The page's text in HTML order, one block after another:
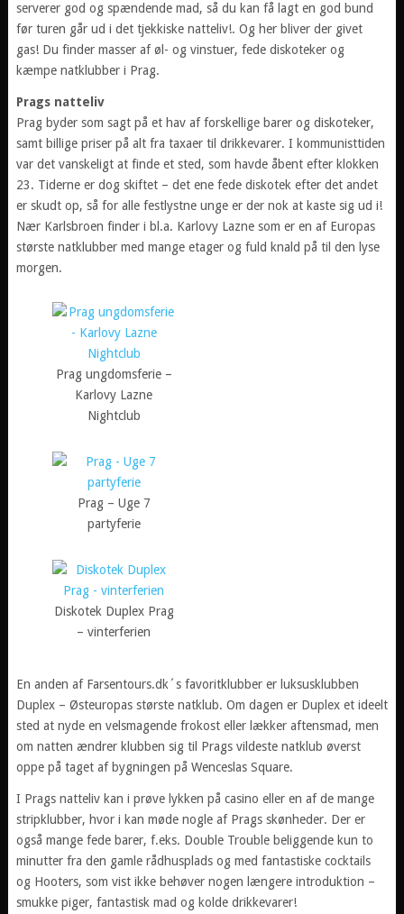
serverer god og spændende mad, så du kan få lagt en god bund
før turen går ud i det tjekkiske natteliv!. Og her bliver der givet
gas! Du finder masser af øl- og vinstuer, fede diskoteker og
kæmpe natklubber i Prag.
Prags natteliv
Prag byder som sagt på et hav af forskellige barer og diskoteker,
samt billige priser på alt fra taxaer til drikkevarer. I kommunisttiden
var det vanskeligt at finde et sted, som havde åbent efter klokken
23. Tiderne er dog skiftet – det ene fede diskotek efter det andet
er skudt op, så for alle festlystne unge er der nok at kaste sig ud i!
Nær Karlsbroen finder i bl.a. Karlovy Lazne som er en af Europas
største natklubber med mange etager og fuld knald på til den lyse
morgen.
Prag ungdomsferie –
Karlovy Lazne
Nightclub
Prag – Uge 7
partyferie
Diskotek Duplex Prag
– vinterferien
En anden af Farsentours.dk´s favoritklubber er luksusklubben
Duplex – Østeuropas største natklub. Om dagen er Duplex et ideelt
sted at nyde en velsmagende frokost eller lækker aftensmad, men
om natten ændrer klubben sig til Prags vildeste natklub øverst
oppe på taget af bygningen på Wenceslas Square.
I Prags natteliv kan i prøve lykken på casino eller en af de mange
stripklubber, hvor i kan møde nogle af Prags skønheder. Der er
også mange fede barer, f.eks. Double Trouble beliggende kun to
minutter fra den gamle rådhusplads og med fantastiske cocktails
og Hooters, som vist ikke behøver nogen længere introduktion –
smukke piger, fantastisk mad og kolde drikkevarer!